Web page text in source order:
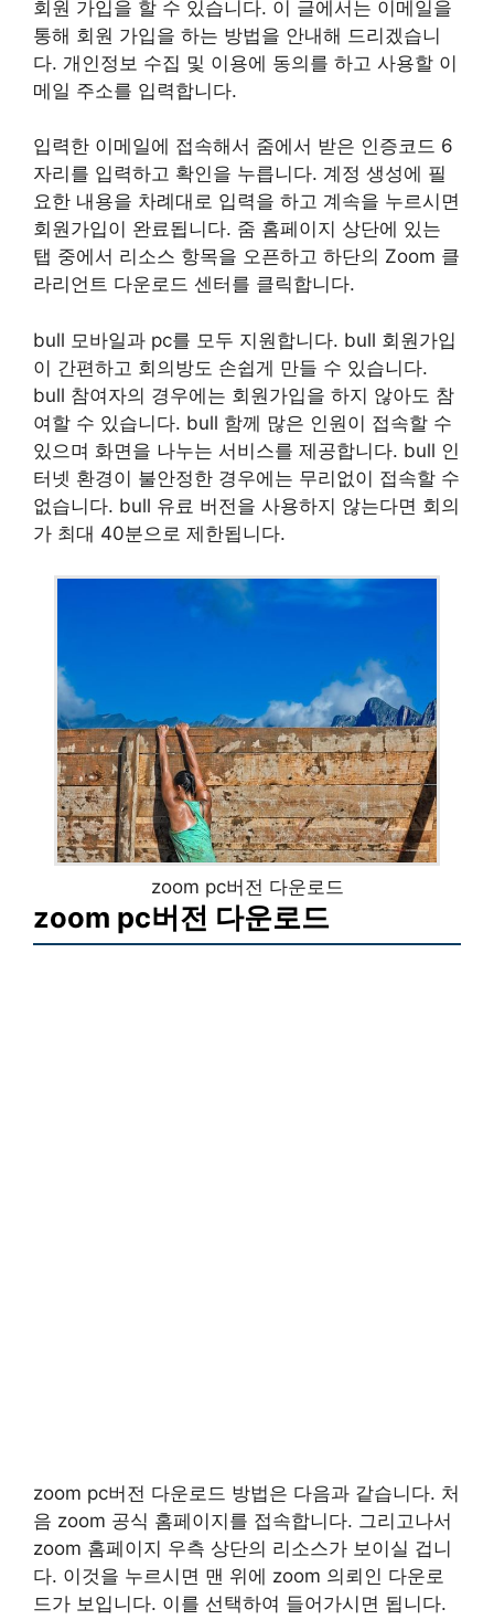
회원 가입을 할 수 있습니다. 이 글에서는 이메일을
통해 회원 가입을 하는 방법을 안내해 드리겠습니
다. 개인정보 수집 및 이용에 동의를 하고 사용할 이
메일 주소를 입력합니다.
입력한 이메일에 접속해서 줌에서 받은 인증코드 6
자리를 입력하고 확인을 누릅니다. 계정 생성에 필
요한 내용을 차례대로 입력을 하고 계속을 누르시면
회원가입이 완료됩니다. 줌 홈페이지 상단에 있는
탭 중에서 리소스 항목을 오픈하고 하단의 Zoom 클
라리언트 다운로드 센터를 클릭합니다.
bull 모바일과 pc를 모두 지원합니다. bull 회원가입
이 간편하고 회의방도 손쉽게 만들 수 있습니다.
bull 참여자의 경우에는 회원가입을 하지 않아도 참
여할 수 있습니다. bull 함께 많은 인원이 접속할 수
있으며 화면을 나누는 서비스를 제공합니다. bull 인
터넷 환경이 불안정한 경우에는 무리없이 접속할 수
없습니다. bull 유료 버전을 사용하지 않는다면 회의
가 최대 40분으로 제한됩니다.
zoom pc버전 다운로드
zoom pc버전 다운로드
zoom pc버전 다운로드 방법은 다음과 같습니다. 처
음 zoom 공식 홈페이지를 접속합니다. 그리고나서
zoom 홈페이지 우측 상단의 리소스가 보이실 겁니
다. 이것을 누르시면 맨 위에 zoom 의뢰인 다운로
드가 보입니다. 이를 선택하여 들어가시면 됩니다.